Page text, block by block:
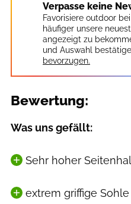
Verpasse keine
Favorisiere outdoor
häufiger unsere
angezeigt zu
und Auswahl
bevorzugen.
Bewertung:
Was uns gefällt:
Sehr hoher
extrem griffige Sohle